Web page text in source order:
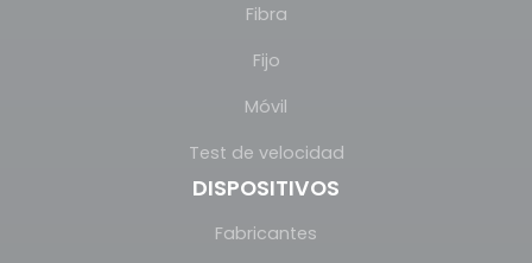
Fibra
Fijo
Móvil
Test de velocidad
DISPOSITIVOS
Fabricantes